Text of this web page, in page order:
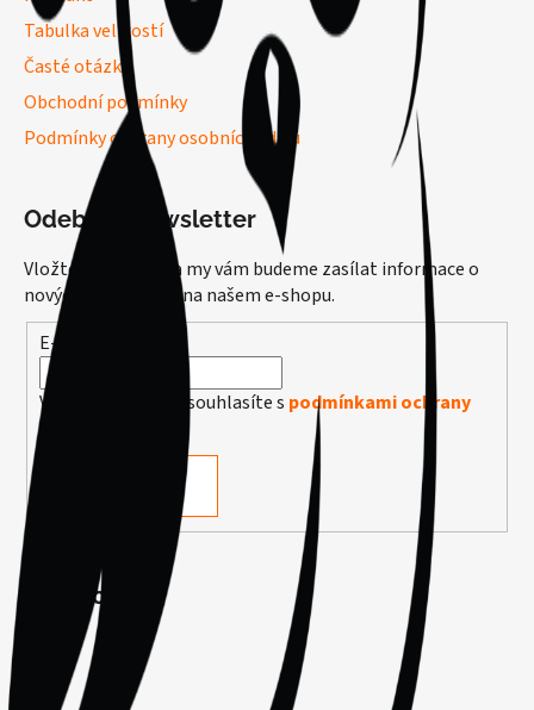
Tabulka velikostí
Časté otázky
Obchodní podmínky
Podmínky ochrany osobních údajů
Odebírat newsletter
Vložte svůj e-mail a my vám budeme zasílat informace o
nových produktech na našem e-shopu.
E-mail
Vložením e-mailu souhlasíte s podmínkami ochrany
osobních údajů
PŘIHLÁSIT SE
Facebook